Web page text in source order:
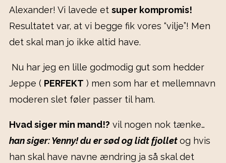
Alexander! Vi lavede et super kompromis!
Resultatet var, at vi begge fik vores “vilje”! Men
det skal man jo ikke altid have.
Nu har jeg en lille godmodig gut som hedder
Jeppe ( PERFEKT ) men som har et mellemnavn
moderen slet føler passer til ham.
Hvad siger min mand!? vil nogen nok tænke…
han siger: Yenny! du er sød og lidt fjolletog hvis
han skal have navne ændring ja så skal det